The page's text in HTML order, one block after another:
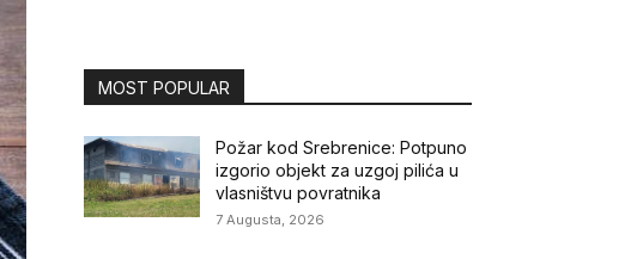
MOST POPULAR
Požar kod Srebrenice: Potpuno
izgorio objekt za uzgoj pilića u
vlasništvu povratnika
7 Augusta, 2026